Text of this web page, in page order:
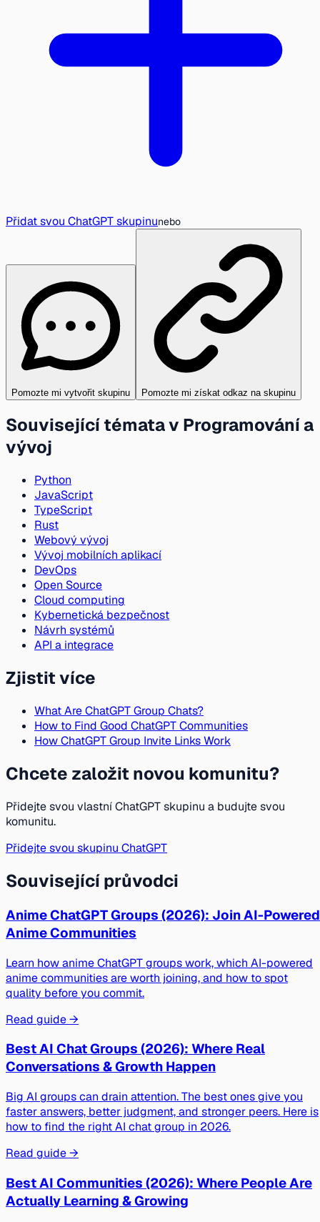
Přidat svou ChatGPT skupinunebo
Pomozte mi vytvořit skupinu Pomozte mi získat odkaz na skupinu
Související témata v Programování a
vývoj
Python
JavaScript
TypeScript
Rust
Webový vývoj
Vývoj mobilních aplikací
DevOps
Open Source
Cloud computing
Kybernetická bezpečnost
Návrh systémů
API a integrace
Zjistit více
What Are ChatGPT Group Chats?
How to Find Good ChatGPT Communities
How ChatGPT Group Invite Links Work
Chcete založit novou komunitu?
Přidejte svou vlastní ChatGPT skupinu a budujte svou
komunitu.
Přidejte svou skupinu ChatGPT
Související průvodci
Anime ChatGPT Groups (2026): Join AI-Powered
Anime Communities
Learn how anime ChatGPT groups work, which AI-powered
anime communities are worth joining, and how to spot
quality before you commit.
Read guide →
Best AI Chat Groups (2026): Where Real
Conversations & Growth Happen
Big AI groups can drain attention. The best ones give you
faster answers, better judgment, and stronger peers. Here is
how to find the right AI chat group in 2026.
Read guide →
Best AI Communities (2026): Where People Are
Actually Learning & Growing